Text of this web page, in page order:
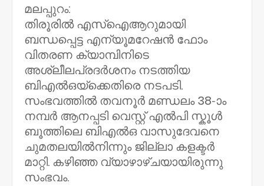
മലപ്പുറം:
തിരൂരിൽ എസ്‌ഐആറുമായി
ബന്ധപ്പെട്ട എന്യൂമറേഷൻ ഫോം
വിതരണ ക്യാമ്പിനിടെ
അശ്ലീലപ്രദർശനം നടത്തിയ
ബിഎൽഒയ്‌ക്കെതിരെ നടപടി.
സംഭവത്തിൽ തവനൂർ മണ്ഡലം 38-ാം
നമ്പർ ആനപ്പടി വെസ്റ്റ് എൽപി സ്കൂൾ
ബൂത്തിലെ ബിഎൽഒ വാസുദേവനെ
ചുമതലയിൽനിന്നും ജില്ലാ കളക്ടർ
മാറ്റി. കഴിഞ്ഞ വ്യാഴാഴ്ചയായിരുന്നു
സംഭവം.